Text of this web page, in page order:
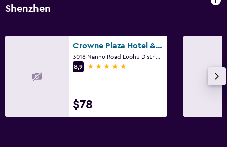
Shenzhen
Crowne Plaza Hotel & Suites Landmark Shenzhen
8,9
5 estrellas
$78